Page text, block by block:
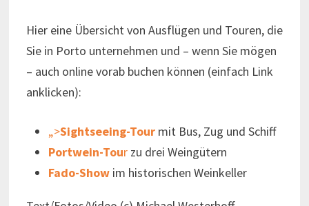
Hier eine Übersicht von Ausflügen und Touren, die
Sie in Porto unternehmen und – wenn Sie mögen
– auch online vorab buchen können (einfach Link
anklicken):
„>Sightseeing-Tourmit Bus, Zug und Schiff
Portwein-Tourzu drei Weingütern
Fado-Showim historischen Weinkeller